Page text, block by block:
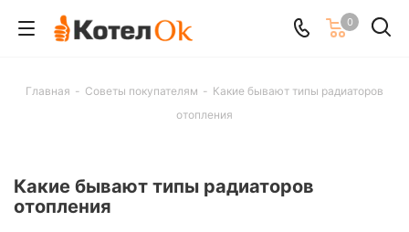
0
Главная - Советы покупателям - Какие бывают типы радиаторов
отопления
Какие бывают типы радиаторов
отопления